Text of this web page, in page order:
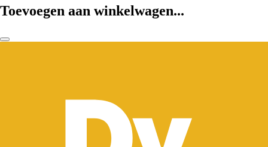
Toevoegen aan winkelwagen...